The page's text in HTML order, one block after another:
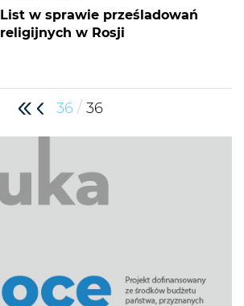
List w sprawie prześladowań
religijnych w Rosji
36 / 36